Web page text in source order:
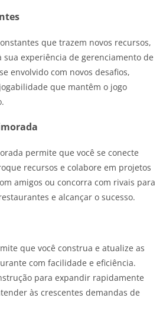
que trazem novos recursos,
experiência de gerenciamento de
envolvido com novos desafios,
que mantêm o jogo
permite que você se conecte
recursos e colabore em projetos
amigos ou concorra com rivais para
e alcançar o sucesso.
que você construa e atualize as
com facilidade e eficiência.
para expandir rapidamente
às crescentes demandas de